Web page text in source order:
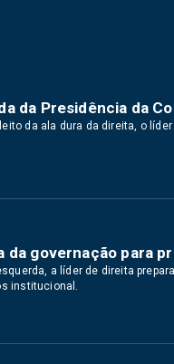
da Presidência da
da ala dura da direita, o
governação para
a líder de direita
institucional.